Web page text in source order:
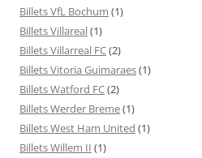
Billets VfL Bochum (1)
Billets Villareal(1)
Billets Villarreal FC(2)
Billets Vitoria Guimaraes(1)
Billets Watford FC(2)
Billets Werder Breme(1)
Billets West Ham United (1)
Billets Willem II (1)